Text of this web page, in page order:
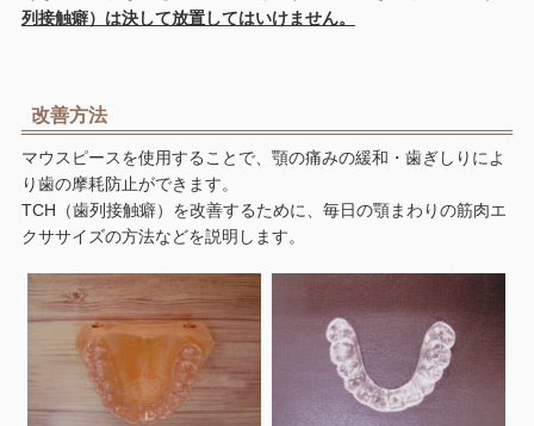
列接触癖）は決して放置してはいけません。
改善方法
マウスピースを使用することで、顎の痛みの緩和・歯ぎしりによ
り歯の摩耗防止ができます。
TCH（歯列接触癖）を改善するために、毎日の顎まわりの筋肉エ
クササイズの方法などを説明します。